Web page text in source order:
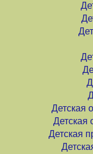
Детская
Детская
Детская